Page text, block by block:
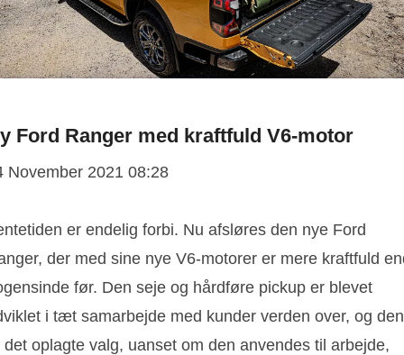
Ford Ranger med kraftfuld V6-motor
November 2021 08:28
er endelig forbi. Nu afsløres den nye Ford
der med sine nye V6-motorer er mere kraftfuld
før. Den seje og hårdføre pickup er blevet
i tæt samarbejde med kunder verden over, og den
det oplagte valg, uanset om den anvendes til arbejde,